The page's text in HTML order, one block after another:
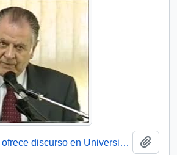
Presidente Aylwin ofrece discurso en Universidad de Concepción: video